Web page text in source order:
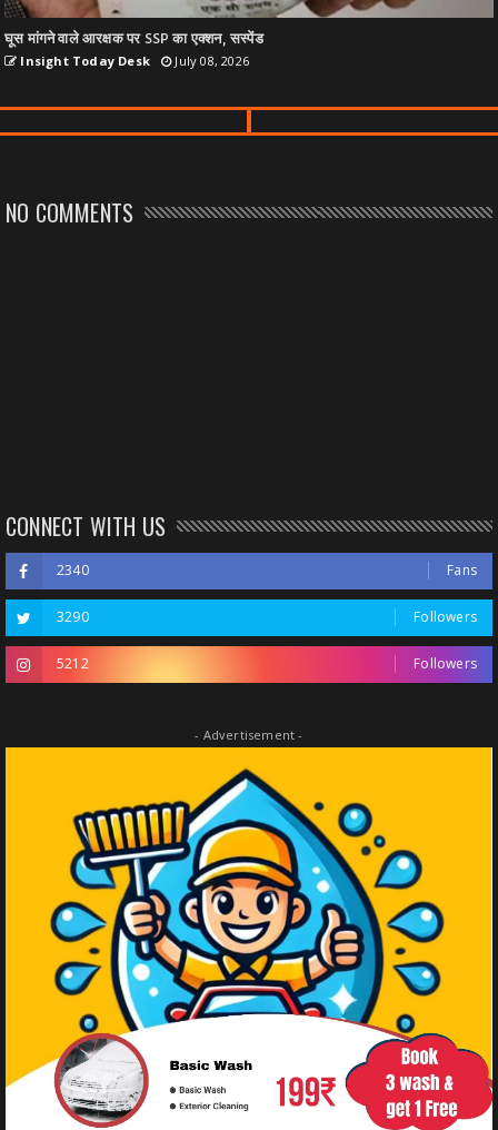
घूस मांगने वाले आरक्षक पर SSP का एक्शन, सस्पेंड
Insight Today Desk July 08, 2026
NO COMMENTS
CONNECT WITH US
2340 Fans
3290 Followers
5212 Followers
- Advertisement -